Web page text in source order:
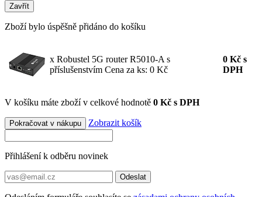
Zavřít
Zboží bylo úspěšně přidáno do košíku
x Robustel 5G router R5010-A s
příslušenstvím Cena za ks: 0 Kč
0 Kč s
DPH
V košíku máte zboží v celkové hodnotě 0 Kč s DPH
Pokračovat v nákupu Zobrazit košík
Přihlášení k odběru novinek
Odeslat